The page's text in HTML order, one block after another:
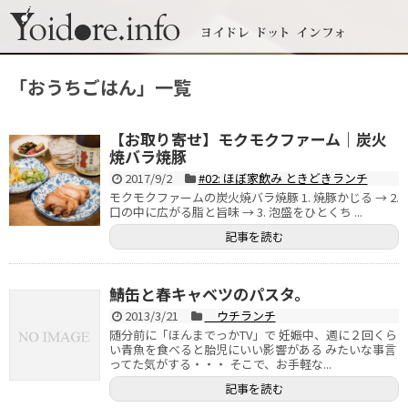
「おうちごはん」 一覧
【お取り寄せ】モクモクファーム｜炭火
焼バラ焼豚
2017/9/2
#02: ほぼ家飲み ときどきランチ
モクモクファームの炭火焼バラ焼豚 1. 焼豚かじる → 2.
口の中に広がる脂と旨味 → 3. 泡盛をひとくち ...
記事を読む
鯖缶と春キャベツのパスタ。
2013/3/21
ウチランチ
随分前に「ほんまでっかTV」で 妊娠中、週に２回くら
い青魚を食べると胎児にいい影響がある みたいな事言
ってた気がする・・・ そこで、お手軽な...
記事を読む